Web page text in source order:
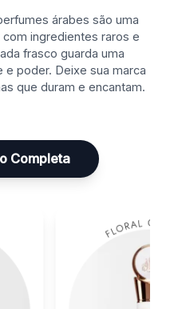
árabes são uma
ingredientes raros e
frasco guarda uma
poder. Deixe sua marca
que duram e encantam.
Completa